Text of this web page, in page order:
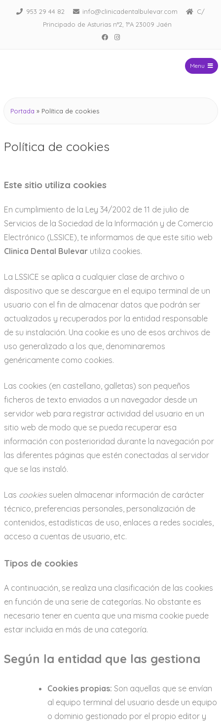
953 29 44 82 info@clinicadentalbulevar.com
C/
Principado de Asturias n°2, 1°A 23009 Jaén
Menu
Portada » Política de cookies
Política de cookies
Este sitio utiliza cookies
En cumplimiento de la Ley 34/2002 de 11 de julio de
Servicios de la Sociedad de la Información y de Comercio
Electrónico (LSSICE), te informamos de que este sitio web
Clinica Dental Bulevar utiliza cookies.
La LSSICE se aplica a cualquier clase de archivo o
dispositivo que se descargue en el equipo terminal de un
usuario con el fin de almacenar datos que podrán ser
actualizados y recuperados por la entidad responsable
de su instalación. Una cookie es uno de esos archivos de
uso generalizado a los que, denominaremos
genéricamente como cookies.
Las cookies (en castellano, galletas) son pequeños
ficheros de texto enviados a un navegador desde un
servidor web para registrar actividad del usuario en un
sitio web de modo que se pueda recuperar esa
información con posterioridad durante la navegación por
las diferentes páginas que estén conectadas al servidor
que se las instaló.
Las cookies suelen almacenar información de carácter
técnico, preferencias personales, personalización de
contenidos, estadísticas de uso, enlaces a redes sociales,
acceso a cuentas de usuario, etc.
Tipos de cookies
A continuación, se realiza una clasificación de las cookies
en función de una serie de categorías. No obstante es
necesario tener en cuenta que una misma cookie puede
estar incluida en más de una categoría.
Según la entidad que las gestiona
Cookies propias: Son aquellas que se envían
al equipo terminal del usuario desde un equipo
o dominio gestionado por el propio editor y